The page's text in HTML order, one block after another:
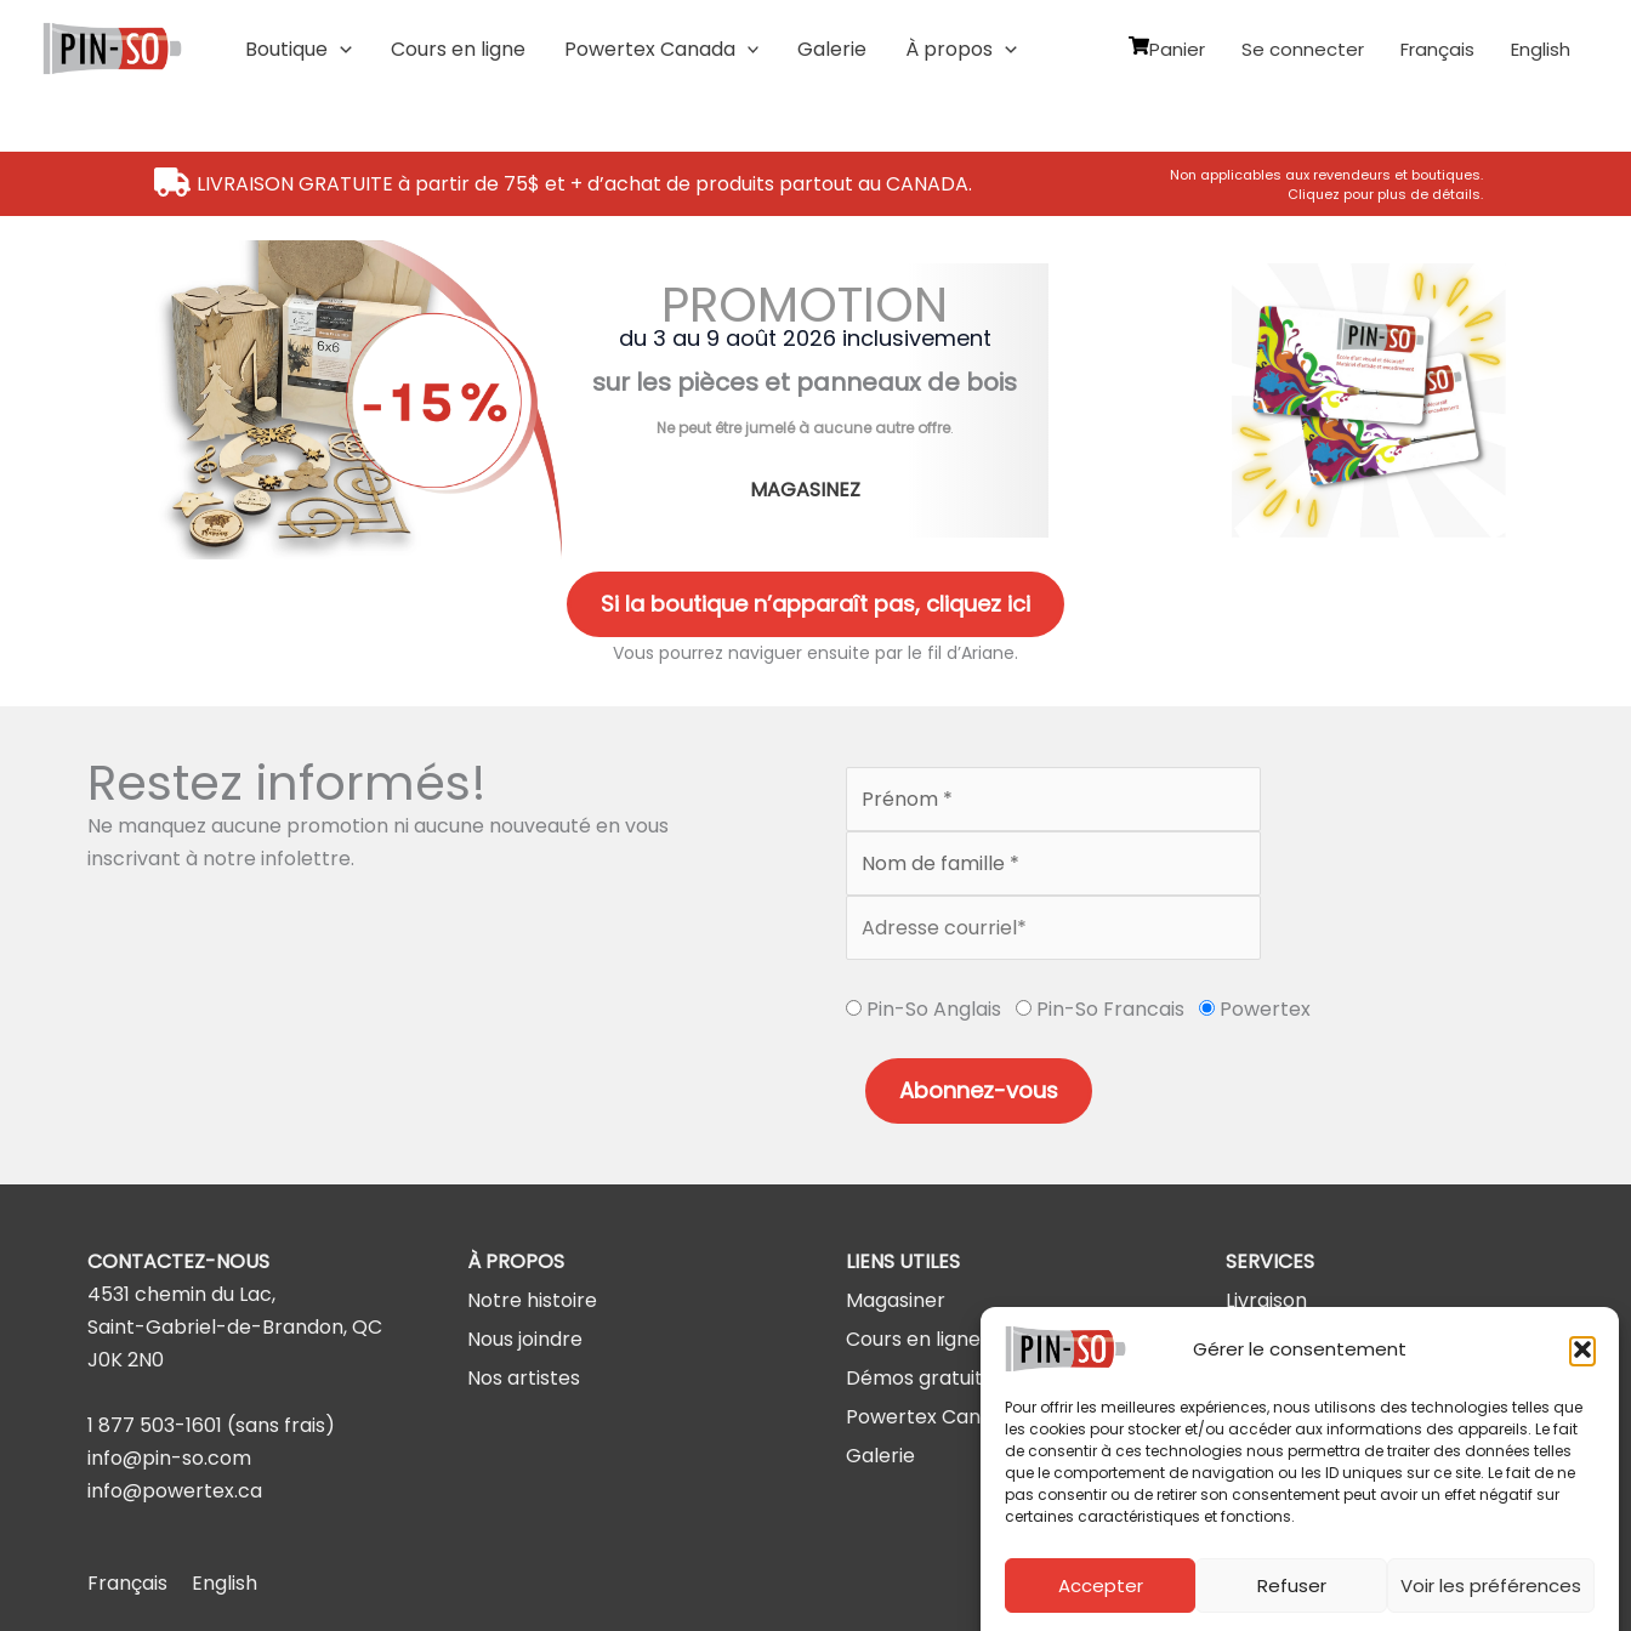
Gérer le consentement
Pour offrir les meilleures expériences, nous utilisons des technologies telles que
les cookies pour stocker et/ou accéder aux informations des appareils. Le fait
de consentir à ces technologies nous permettra de traiter des données telles
que le comportement de navigation ou les ID uniques sur ce site. Le fait de ne
pas consentir ou de retirer son consentement peut avoir un effet négatif sur
certaines caractéristiques et fonctions.
Accepter Refuser Voir les préférences
contenu
Boutique Cours en ligne Powertex Canada Galerie À propos Panier Se connecter Français English
LIVRAISON GRATUITE à partir de 75$ et + d’achat de produits partout au CANADA.
Non applicables aux revendeurs et boutiques.
Cliquez pour plus de détails.
PROMOTION
du 3 au 9 août 2026 inclusivement
sur les pièces et panneaux de bois
Ne peut être jumelé à aucune autre offre.
MAGASINEZ
Si la boutique n’apparaît pas, cliquez ici
Vous pourrez naviguer ensuite par le fil d’Ariane.
Restez informés!
Ne manquez aucune promotion ni aucune nouveauté en vous
inscrivant à notre infolettre.
Pin-So Anglais Pin-So Francais Powertex
CONTACTEZ-NOUS
4531 chemin du Lac,
Saint-Gabriel-de-Brandon, QC
J0K 2N0
1 877 503-1601 (sans frais)
info@pin-so.com
info@powertex.ca
À PROPOS
Notre histoire
Nous joindre
Nos artistes
LIENS UTILES
Magasiner
Cours en ligne
Démos gratuites
Powertex Canada
Galerie
SERVICES
Livraison
Retours et annulations
Modalités d'utilisation
Français English Copyright © 2026 Pin-So inc. Tous droits réservés.